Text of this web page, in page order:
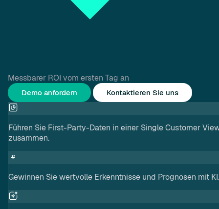
Messbarer ROI vom ersten Tag an
Demo anfordern Kontaktieren Sie uns
Führen Sie First-Party-Daten in einer Single Customer
zusammen.
Gewinnen Sie wertvolle Erkenntnisse und Prognosen mit KI.